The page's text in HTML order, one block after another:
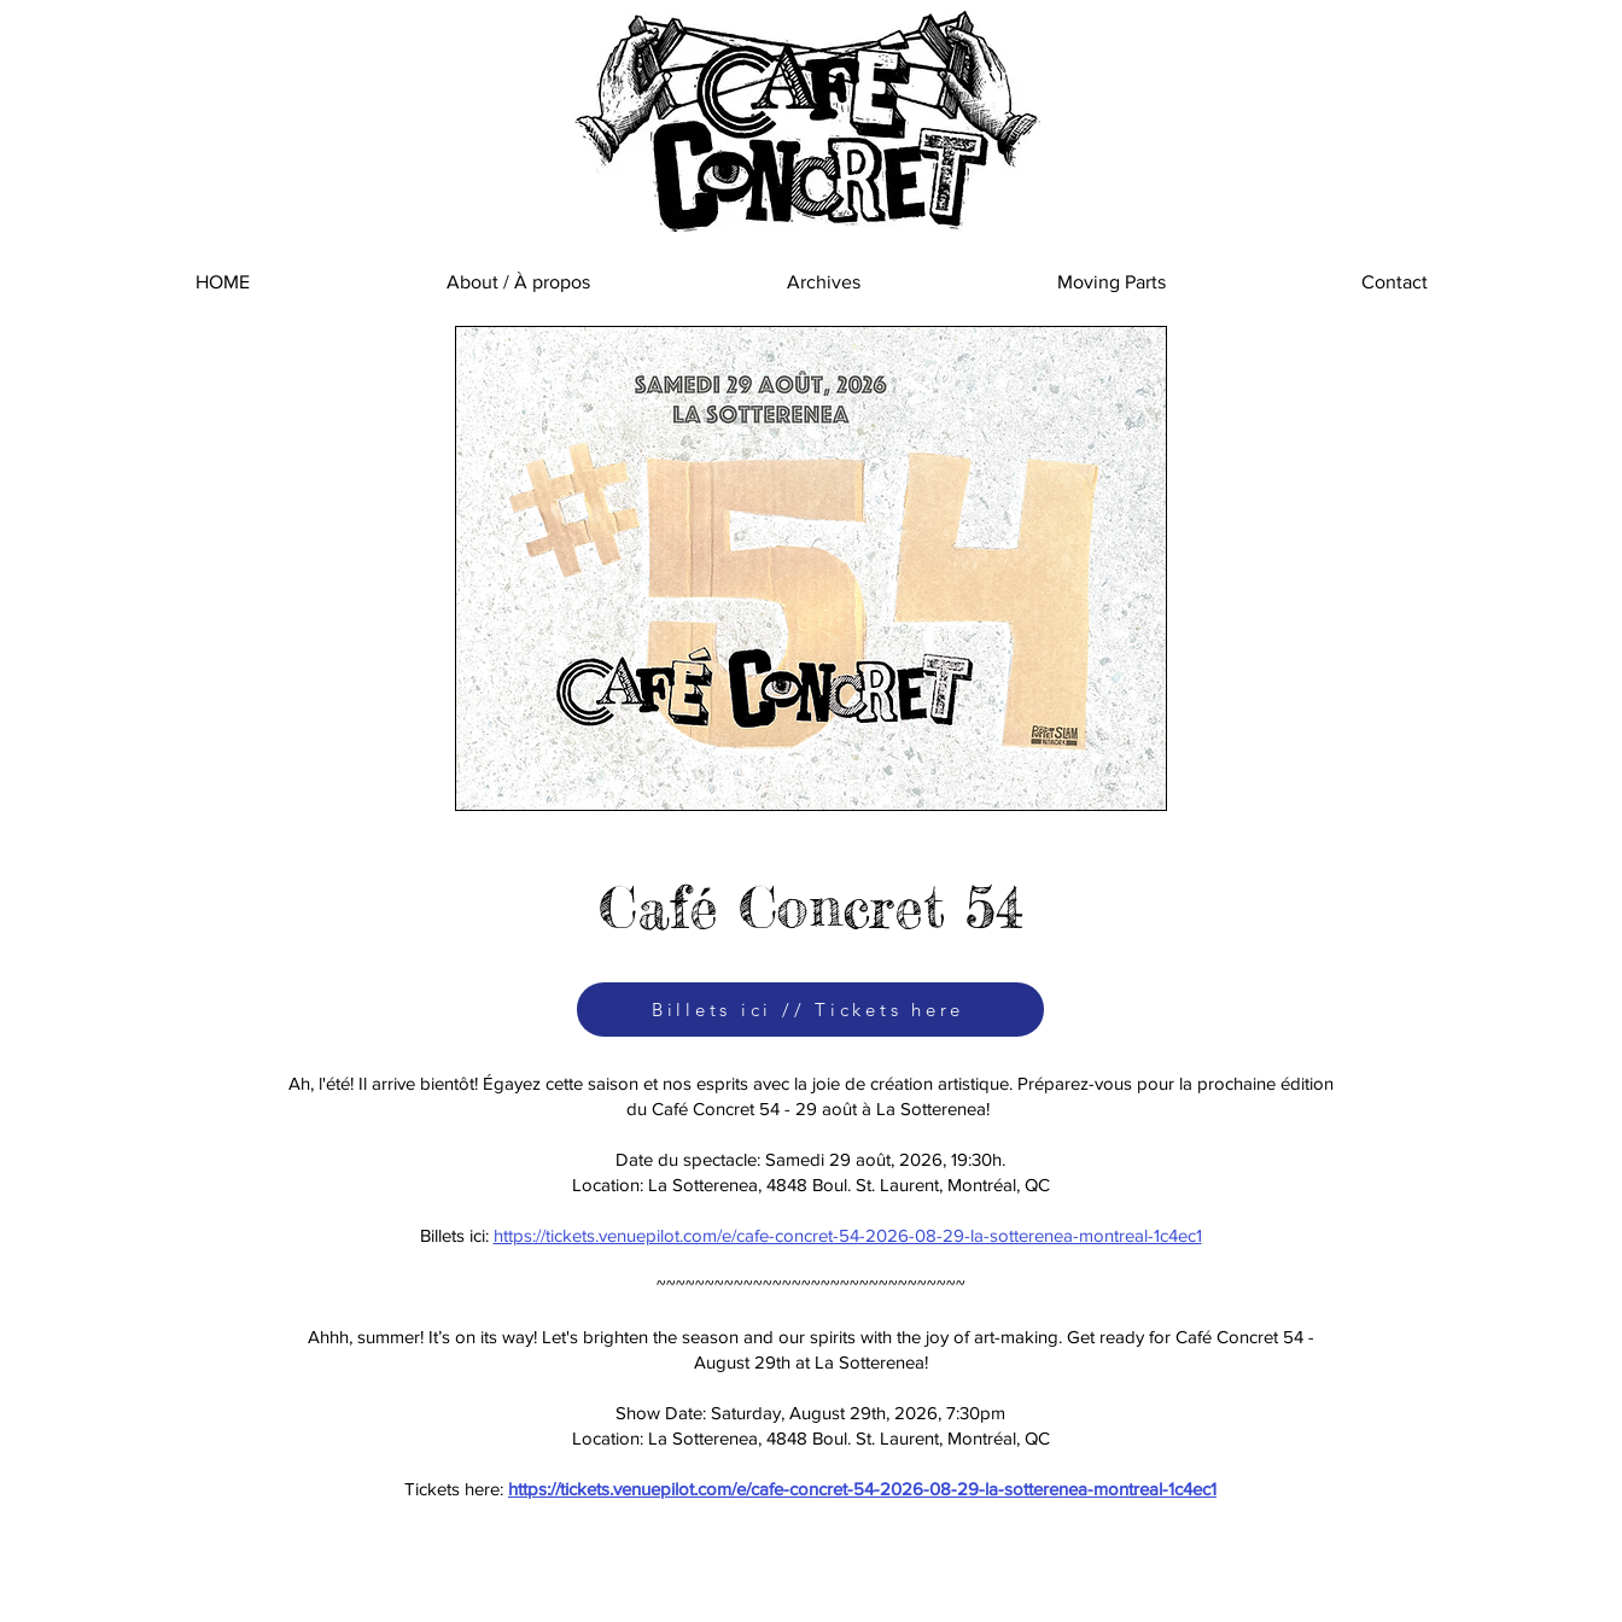
HOME About / À propos Archives Moving Parts Contact
Café Concret 54
Billets ici // Tickets here
Ah, l'été! Il arrive bientôt! ​​Égayez cette saison et nos esprits avec la joie de création artistique. Préparez-vous pour la prochaine édition
du Café Concret 54 - 29 août à La Sotterenea!
Date du spectacle: Samedi 29 août, 2026, 19:30h.
Location: La Sotterenea, 4848 Boul. St. Laurent, Montréal, QC
Billets ici: https://tickets.venuepilot.com/e/cafe-concret-54-2026-08-29-la-sotterenea-montreal-1c4ec1
~~~~~~~~~~~~~~~~~~~~~~~~~~~~~~~~
Ahhh, summer! It’s on its way! Let's brighten the season and our spirits with the joy of art-making. Get ready for Café Concret 54 -
August 29th at La Sotterenea!
Show Date: Saturday, August 29th, 2026, 7:30pm
Location: La Sotterenea, 4848 Boul. St. Laurent, Montréal, QC
Tickets here: https://tickets.venuepilot.com/e/cafe-concret-54-2026-08-29-la-sotterenea-montreal-1c4ec1